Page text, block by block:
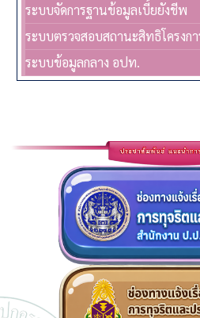
ระบบจัดการฐานข้อมูลเบี้ยยังชีพ
ระบบตรวจสอบสถานะสิทธิโครงก
ระบบข้อมูลกลาง อปท.